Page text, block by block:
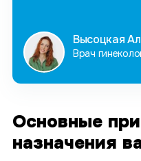
Высоцкая
Врач
Основные
назначения